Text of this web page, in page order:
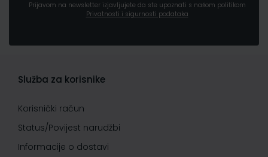
Prijavom na newsletter izjavljujete da ste upoznati s našom politikom
Privatnosti i sigurnosti podataka
Služba za korisnike
Korisnički račun
Status/Povijest narudžbi
Informacije o dostavi